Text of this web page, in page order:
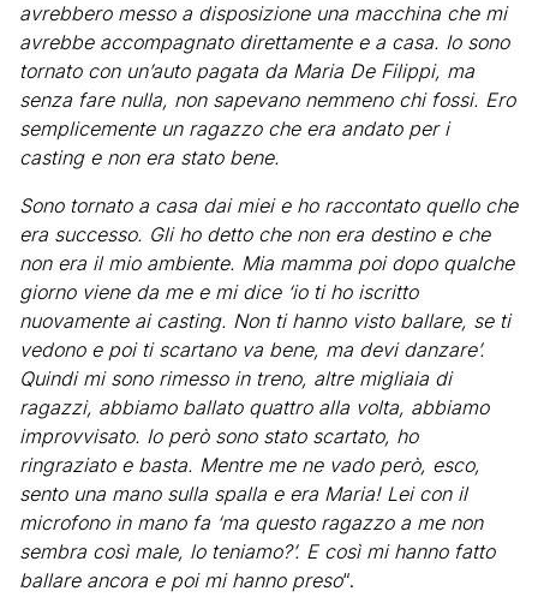
avrebbero messo a disposizione una macchina che mi
avrebbe accompagnato direttamente e a casa. Io sono
tornato con un’auto pagata da Maria De Filippi, ma
senza fare nulla, non sapevano nemmeno chi fossi. Ero
semplicemente un ragazzo che era andato per i
casting e non era stato bene.
Sono tornato a casa dai miei e ho raccontato quello che
era successo. Gli ho detto che non era destino e che
non era il mio ambiente. Mia mamma poi dopo qualche
giorno viene da me e mi dice ‘io ti ho iscritto
nuovamente ai casting. Non ti hanno visto ballare, se ti
vedono e poi ti scartano va bene, ma devi danzare’.
Quindi mi sono rimesso in treno, altre migliaia di
ragazzi, abbiamo ballato quattro alla volta, abbiamo
improvvisato. Io però sono stato scartato, ho
ringraziato e basta. Mentre me ne vado però, esco,
sento una mano sulla spalla e era Maria! Lei con il
microfono in mano fa ‘ma questo ragazzo a me non
sembra così male, lo teniamo?’. E così mi hanno fatto
ballare ancora e poi mi hanno preso“.